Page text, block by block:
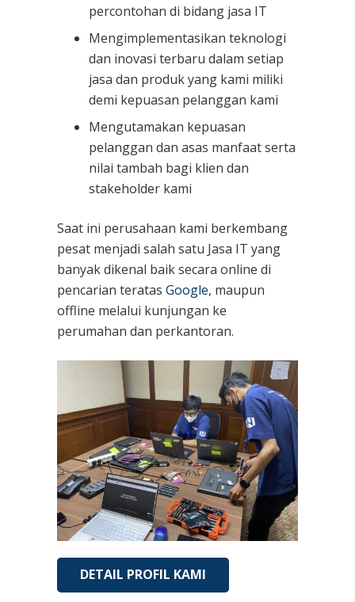
percontohan di bidang jasa IT
Mengimplementasikan teknologi
dan inovasi terbaru dalam setiap
jasa dan produk yang kami miliki
demi kepuasan pelanggan kami
Mengutamakan kepuasan
pelanggan dan asas manfaat serta
nilai tambah bagi klien dan
stakeholder kami
Saat ini perusahaan kami berkembang
pesat menjadi salah satu Jasa IT yang
banyak dikenal baik secara online di
pencarian teratas Google, maupun
offline melalui kunjungan ke
perumahan dan perkantoran.
DETAIL PROFIL KAMI